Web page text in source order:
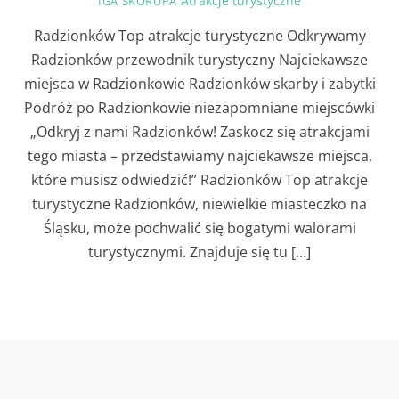
Radzionków Top atrakcje turystyczne Odkrywamy
Radzionków przewodnik turystyczny Najciekawsze
miejsca w Radzionkowie Radzionków skarby i zabytki
Podróż po Radzionkowie niezapomniane miejscówki
„Odkryj z nami Radzionków! Zaskocz się atrakcjami
tego miasta – przedstawiamy najciekawsze miejsca,
które musisz odwiedzić!” Radzionków Top atrakcje
turystyczne Radzionków, niewielkie miasteczko na
Śląsku, może pochwalić się bogatymi walorami
turystycznymi. Znajduje się tu […]